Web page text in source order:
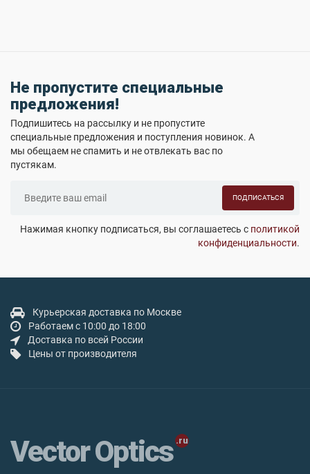
Не пропустите специальные
предложения!
Подпишитесь на рассылку и не пропустите
специальные предложения и поступления новинок. А
мы обещаем не спамить и не отвлекать вас по
пустякам.
ПОДПИСАТЬСЯ
Нажимая кнопку подписаться, вы соглашаетесь с политикой
конфиденциальности.
Курьерская доставка по Москве
Работаем с 10:00 до 18:00
Доставка по всей России
Цены от производителя
Vector Optics